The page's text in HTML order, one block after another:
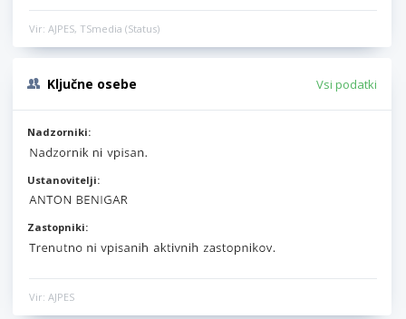
Vir: AJPES, TSmedia (Status)
Ključne osebe Vsi podatki
Nadzorniki:
Ustanovitelji:
Zastopniki:
Vir: AJPES